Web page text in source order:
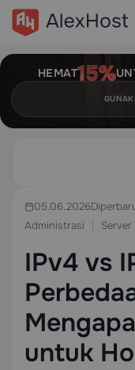
HEMAT
05.06.2026
Administrasi
Server
IPv4 vs
untuk